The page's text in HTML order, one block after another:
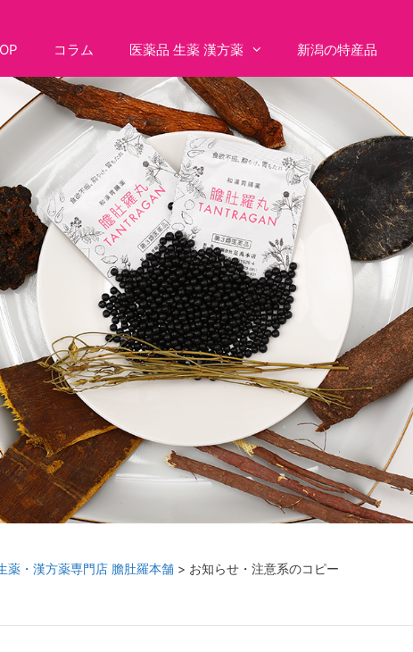
コラム 医薬品 生薬 漢方薬 新潟の特産品
薬・漢方薬専門店 膽肚羅本舗 > お知らせ・注意系のコピー